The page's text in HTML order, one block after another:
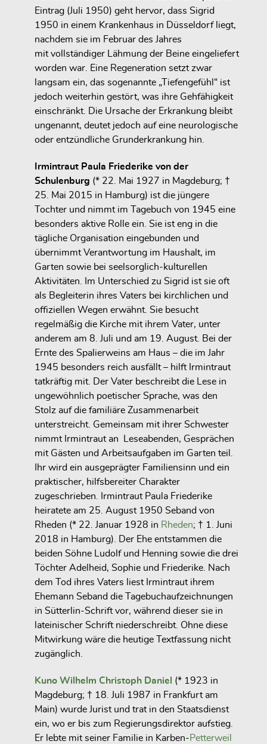
Eintrag (Juli 1950) geht hervor, dass Sigrid
1950 in einem Krankenhaus in Düsseldorf liegt,
nachdem sie im Februar des Jahres
mit vollständiger Lähmung der Beine eingeliefert
worden war. Eine Regeneration setzt zwar
langsam ein, das sogenannte „Tiefengefühl“ ist
jedoch weiterhin gestört, was ihre Gehfähigkeit
einschränkt. Die Ursache der Erkrankung bleibt
ungenannt, deutet jedoch auf eine neurologische
oder entzündliche Grunderkrankung hin.
Irmintraut Paula Friederike von der
Schulenburg (* 22. Mai 1927 in Magdeburg; †
25. Mai 2015 in Hamburg) ist die jüngere
Tochter und nimmt im Tagebuch von 1945 eine
besonders aktive Rolle ein. Sie ist eng in die
tägliche Organisation eingebunden und
übernimmt Verantwortung im Haushalt, im
Garten sowie bei seelsorglich-kulturellen
Aktivitäten. Im Unterschied zu Sigrid ist sie oft
als Begleiterin ihres Vaters bei kirchlichen und
offiziellen Wegen erwähnt. Sie besucht
regelmäßig die Kirche mit ihrem Vater, unter
anderem am 8. Juli und am 19. August. Bei der
Ernte des Spalierweins am Haus – die im Jahr
1945 besonders reich ausfällt – hilft Irmintraut
tatkräftig mit. Der Vater beschreibt die Lese in
ungewöhnlich poetischer Sprache, was den
Stolz auf die familiäre Zusammenarbeit
unterstreicht. Gemeinsam mit ihrer Schwester
nimmt Irmintraut an Leseabenden, Gesprächen
mit Gästen und Arbeitsaufgaben im Garten teil.
Ihr wird ein ausgeprägter Familiensinn und ein
praktischer, hilfsbereiter Charakter
zugeschrieben. Irmintraut Paula Friederike
heiratete am 25. August 1950 Seband von
Rheden (* 22. Januar 1928 in Rheden; † 1. Juni
2018 in Hamburg). Der Ehe entstammen die
beiden Söhne Ludolf und Henning sowie die drei
Töchter Adelheid, Sophie und Friederike. Nach
dem Tod ihres Vaters liest Irmintraut ihrem
Ehemann Seband die Tagebuchaufzeichnungen
in Sütterlin-Schrift vor, während dieser sie in
lateinischer Schrift niederschreibt. Ohne diese
Mitwirkung wäre die heutige Textfassung nicht
zugänglich.
Kuno Wilhelm Christoph Daniel
(* 1923 in
Magdeburg; † 18. Juli 1987 in Frankfurt am
Main) wurde Jurist und trat in den Staatsdienst
ein, wo er bis zum Regierungsdirektor aufstieg.
Er lebte mit seiner Familie in Karben-Petterweil